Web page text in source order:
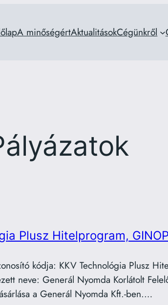
A minőségértAktualitásokCégünkről
Plusz Hitelprogram,
kódja: KKV Technológia Plusz
neve: Generál Nyomda Korlátolt
a Generál Nyomda Kft.-ben.…